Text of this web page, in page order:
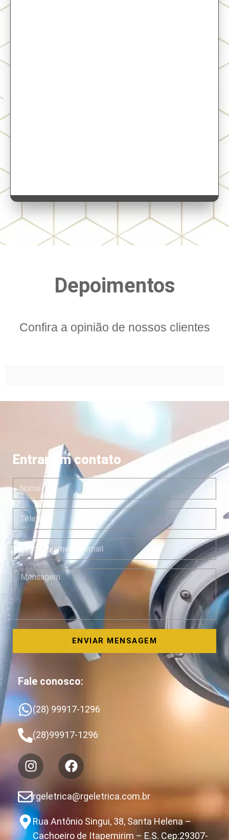
Depoimentos
Confira a opinião de nossos clientes
Entrar em contato
ENVIAR MENSAGEM
Fale conosco:
(28) 99917-1296
(28)99917-1296
rgeletrica@rgeletrica.com.br
Rua Antônio Singui, 38, Santa Helena –
Cachoeiro de Itapemirim – E.S. Cep:29307-